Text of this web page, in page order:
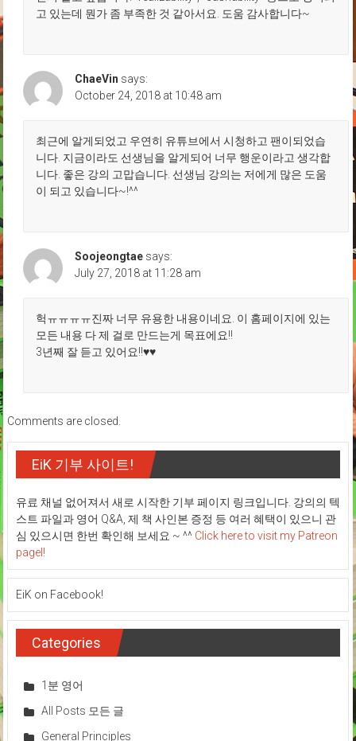
고 있는데 뭔가 좀 부족한 것 같아서요. 도움 감사합니다~
ChaeVin says:
October 24, 2018 at 10:48 am
최근에 알게되었고 우연히 유튜브에서 시청하고 팬이되었습
니다. 지금이라도 선생님을 알게되어 너무 행운이라고 생각합
니다. 좋은 강의 고맙습니다. 선생님 강의는 저에게 많은 도움
이 되고 있습니다~!^^
Soojeongtae says:
July 27, 2018 at 11:28 am
헉ㅠㅠㅠㅠ진짜 너무 유용한 내용이네요. 이 홈페이지에 있는
모든 내용 다 제 걸로 만드는게 목표에요!!
3년째 잘 듣고 있어요!!♥♥
Comments are closed.
EiK 기부 사이트!
유료 채널 없어져서 새로 시작한 기부 페이지 링크입니다. 강의의 텍
스트 파일과 영어 Q&A, 제 책 사인본 증정 등 여러 혜택이 있으니 관
심 있으시면 한번 확인해 보세요 ~ ^^ Click here to visit my Patreon
pagel!
EiK on Facebook!
Categories
1분 영어
All Posts 모든 글
General Principles